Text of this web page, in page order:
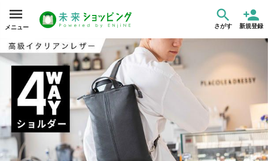
メニュー さがす 新規登録